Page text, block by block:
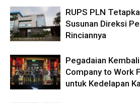
RUPS PLN
Susunan Direksi
Rinciannya
Pegadaian
Company to Work
untuk Kedelapan